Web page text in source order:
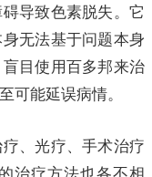
导致色素脱失。它
无法基于问题本身
目使用百多邦来治
可能延误病情。
、光疗、手术治疗